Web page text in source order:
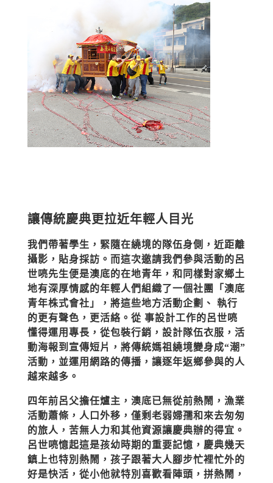
讓傳統慶典更拉近年輕人目光
我們帶著學生，緊隨在繞境的隊伍身側，近距離
攝影，貼身採訪。而這次邀請我們參與活動的呂
世喨先生便是澳底的在地青年，和同樣對家鄉土
地有深厚情感的年輕人們組織了一個社團「澳底
青年株式會社」，將這些地方活動企劃、 執行
的更有聲色，更活絡。從 事設計工作的呂世喨
懂得運用專長，從包裝行銷，設計隊伍衣服，活
動海報到宣傳短片，將傳統媽祖繞境變身成“潮”
活動，並運用網路的傳播，讓逐年返鄉參與的人
越來越多。
四年前呂父擔任爐主，澳底已無從前熱鬧，漁業
活動蕭條，人口外移，僅剩老弱婦孺和來去匆匆
的旅人，苦無人力和其他資源讓慶典辦的得宜。
呂世喨憶起這是孩幼時期的重要記憶，慶典幾天
鎮上也特別熱鬧，孩子跟著大人腳步忙裡忙外的
好是快活，從小他就特別喜歡看陣頭，拼熱鬧，